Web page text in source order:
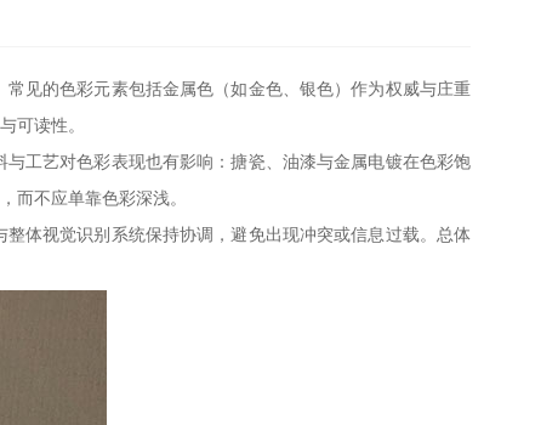
见的色彩元素包括金属色（如金色、银色）作为权威与庄重
可读性。
工艺对色彩表现也有影响：搪瓷、油漆与金属电镀在色彩饱
而不应单靠色彩深浅。
体视觉识别系统保持协调，避免出现冲突或信息过载。总体